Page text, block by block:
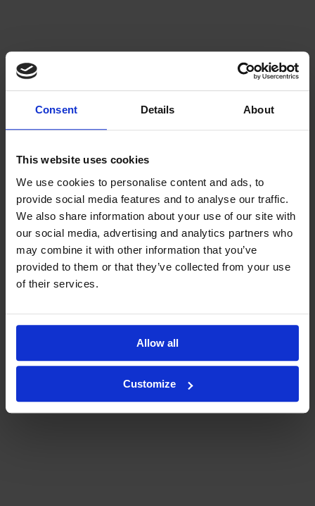
Consent Details About
This website uses cookies
We use cookies to personalise content and ads, to
provide social media features and to analyse our traffic.
We also share information about your use of our site with
our social media, advertising and analytics partners who
may combine it with other information that you’ve
provided to them or that they’ve collected from your use
of their services.
Allow all
Customize